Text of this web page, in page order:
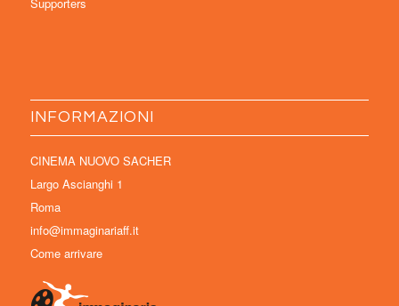
INFORMAZIONI
CINEMA NUOVO SACHER
Largo Ascianghi 1
Roma
info@immaginariaff.it
Come arrivare